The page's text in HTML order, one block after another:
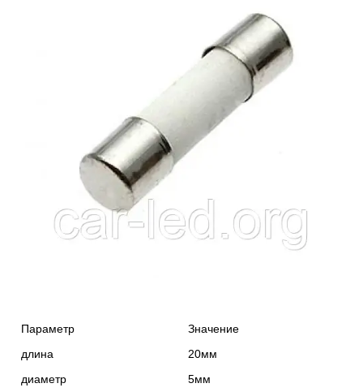
Параметр
Значение
длина
20мм
диаметр
5мм